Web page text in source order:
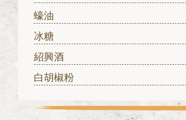
蠔油
冰糖
紹興酒
白胡椒粉